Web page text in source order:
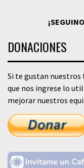
DONACIONES
Si te gustan nuestros
que nos ingrese lo
mejorar nuestros